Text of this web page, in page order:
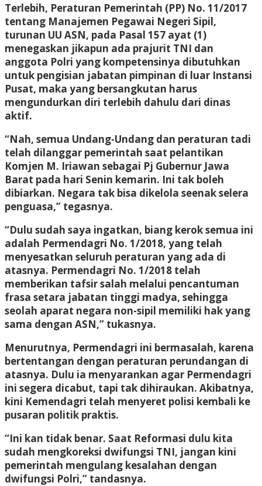
Terlebih, Peraturan Pemerintah (PP) No. 11/2017
tentang Manajemen Pegawai Negeri Sipil,
turunan UU ASN, pada Pasal 157 ayat (1)
menegaskan jikapun ada prajurit TNI dan
anggota Polri yang kompetensinya dibutuhkan
untuk pengisian jabatan pimpinan di luar Instansi
Pusat, maka yang bersangkutan harus
mengundurkan diri terlebih dahulu dari dinas
aktif.
“Nah, semua Undang-Undang dan peraturan tadi
telah dilanggar pemerintah saat pelantikan
Komjen M. Iriawan sebagai Pj Gubernur Jawa
Barat pada hari Senin kemarin. Ini tak boleh
dibiarkan. Negara tak bisa dikelola seenak selera
penguasa,” tegasnya.
“Dulu sudah saya ingatkan, biang kerok semua ini
adalah Permendagri No. 1/2018, yang telah
menyesatkan seluruh peraturan yang ada di
atasnya. Permendagri No. 1/2018 telah
memberikan tafsir salah melalui pencantuman
frasa setara jabatan tinggi madya, sehingga
seolah aparat negara non-sipil memiliki hak yang
sama dengan ASN,” tukasnya.
Menurutnya, Permendagri ini bermasalah, karena
bertentangan dengan peraturan perundangan di
atasnya. Dulu ia menyarankan agar Permendagri
ini segera dicabut, tapi tak dihiraukan. Akibatnya,
kini Kemendagri telah menyeret polisi kembali ke
pusaran politik praktis.
“Ini kan tidak benar. Saat Reformasi dulu kita
sudah mengkoreksi dwifungsi TNI, jangan kini
pemerintah mengulang kesalahan dengan
dwifungsi Polri,” tandasnya.